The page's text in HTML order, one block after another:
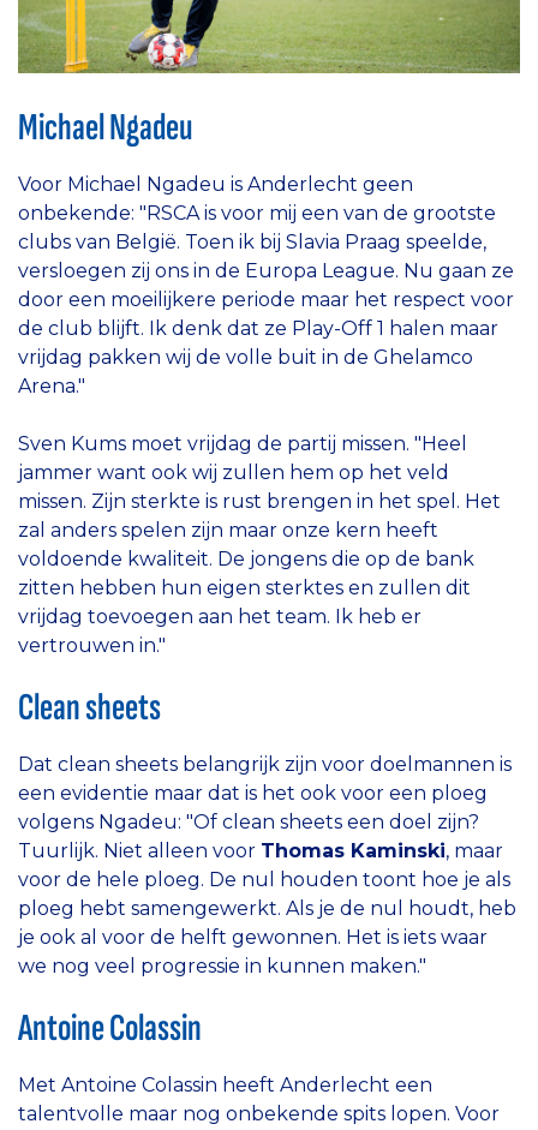
Michael Ngadeu
Voor Michael Ngadeu is Anderlecht geen
onbekende: "RSCA is voor mij een van de grootste
clubs van België. Toen ik bij Slavia Praag speelde,
versloegen zij ons in de Europa League. Nu gaan ze
door een moeilijkere periode maar het respect voor
de club blijft. Ik denk dat ze Play-Off 1 halen maar
vrijdag pakken wij de volle buit in de Ghelamco
Arena."
Sven Kums moet vrijdag de partij missen. "Heel
jammer want ook wij zullen hem op het veld
missen. Zijn sterkte is rust brengen in het spel. Het
zal anders spelen zijn maar onze kern heeft
voldoende kwaliteit. De jongens die op de bank
zitten hebben hun eigen sterktes en zullen dit
vrijdag toevoegen aan het team. Ik heb er
vertrouwen in."
Clean sheets
Dat clean sheets belangrijk zijn voor doelmannen is
een evidentie maar dat is het ook voor een ploeg
volgens Ngadeu: "Of clean sheets een doel zijn?
Tuurlijk. Niet alleen voor Thomas Kaminski, maar
voor de hele ploeg. De nul houden toont hoe je als
ploeg hebt samengewerkt. Als je de nul houdt, heb
je ook al voor de helft gewonnen. Het is iets waar
we nog veel progressie in kunnen maken."
Antoine Colassin
Met Antoine Colassin heeft Anderlecht een
talentvolle maar nog onbekende spits lopen. Voor